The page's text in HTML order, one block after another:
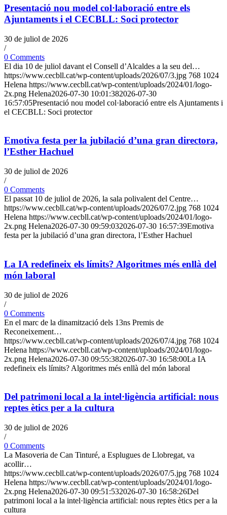
Presentació nou model col·laboració entre els
Ajuntaments i el CECBLL: Soci protector
30 de juliol de 2026
/
0 Comments
El dia 10 de juliol davant el Consell d’Alcaldes a la seu del…
https://www.cecbll.cat/wp-content/uploads/2026/07/3.jpg 768 1024
Helena https://www.cecbll.cat/wp-content/uploads/2024/01/logo-
2x.png Helena2026-07-30 10:01:382026-07-30
16:57:05Presentació nou model col·laboració entre els Ajuntaments i
el CECBLL: Soci protector
Emotiva festa per la jubilació d’una gran directora,
l’Esther Hachuel
30 de juliol de 2026
/
0 Comments
El passat 10 de juliol de 2026, la sala polivalent del Centre…
https://www.cecbll.cat/wp-content/uploads/2026/07/2.jpg 768 1024
Helena https://www.cecbll.cat/wp-content/uploads/2024/01/logo-
2x.png Helena2026-07-30 09:59:032026-07-30 16:57:39Emotiva
festa per la jubilació d’una gran directora, l’Esther Hachuel
La IA redefineix els límits? Algoritmes més enllà del
món laboral
30 de juliol de 2026
/
0 Comments
En el marc de la dinamització dels 13ns Premis de
Reconeixement…
https://www.cecbll.cat/wp-content/uploads/2026/07/4.jpg 768 1024
Helena https://www.cecbll.cat/wp-content/uploads/2024/01/logo-
2x.png Helena2026-07-30 09:55:382026-07-30 16:58:00La IA
redefineix els límits? Algoritmes més enllà del món laboral
Del patrimoni local a la intel·ligència artificial: nous
reptes ètics per a la cultura
30 de juliol de 2026
/
0 Comments
La Masoveria de Can Tinturé, a Esplugues de Llobregat, va
acollir…
https://www.cecbll.cat/wp-content/uploads/2026/07/5.jpg 768 1024
Helena https://www.cecbll.cat/wp-content/uploads/2024/01/logo-
2x.png Helena2026-07-30 09:51:532026-07-30 16:58:26Del
patrimoni local a la intel·ligència artificial: nous reptes ètics per a la
cultura